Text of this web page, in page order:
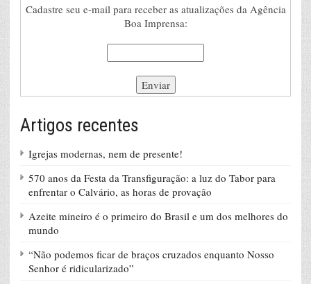
Cadastre seu e-mail para receber as atualizações da Agência
Boa Imprensa:
Artigos recentes
Igrejas modernas, nem de presente!
570 anos da Festa da Transfiguração: a luz do Tabor para
enfrentar o Calvário, as horas de provação
Azeite mineiro é o primeiro do Brasil e um dos melhores do
mundo
“Não podemos ficar de braços cruzados enquanto Nosso
Senhor é ridicularizado”